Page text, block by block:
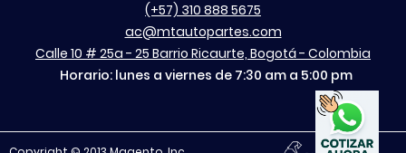
(+57) 310 888 5675
ac@mtautopartes.com
Calle 10 # 25a - 25 Barrio Ricaurte, Bogotá - Colombia
Horario: lunes a viernes de 7:30 am a 5:00 pm